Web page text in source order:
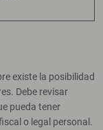
existe la posibilidad
Debe revisar
pueda tener
o legal personal.